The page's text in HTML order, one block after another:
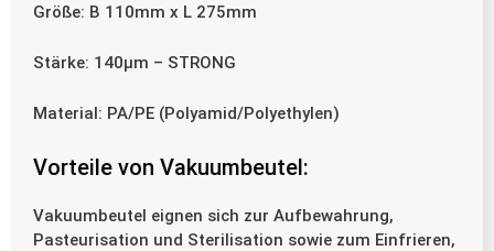
Größe: B 110mm x L 275mm
Stärke: 140µm – STRONG
Material: PA/PE (Polyamid/Polyethylen)
Vorteile von Vakuumbeutel:
Vakuumbeutel eignen sich zur Aufbewahrung,
Pasteurisation und Sterilisation sowie zum Einfrieren,